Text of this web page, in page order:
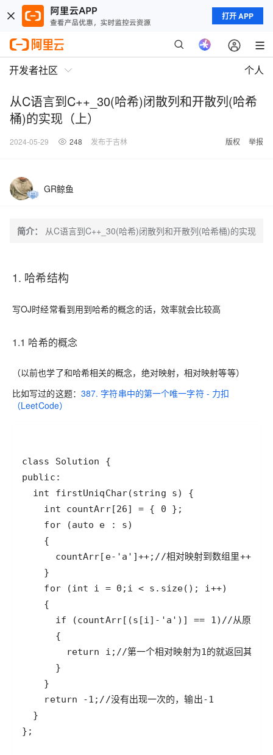
打开 APP
开发者社区 个人
从C语言到C++_30(哈希)闭散列和开散列(哈希
桶)的实现（上）
2024-05-29 248 发布于吉林 版权 举报
GR鲸鱼
简介： 从C语言到C++_30(哈希)闭散列和开散列(哈希桶)的实现
1. 哈希结构
写OJ时经常看到用到哈希的概念的话，效率就会比较高
1.1 哈希的概念
（以前也学了和哈希相关的概念，绝对映射，相对映射等等）
比如写过的这题： 387. 字符串中的第一个唯一字符 - 力扣
（LeetCode）
      countArr[e-'a']++;//相对映射到数组里++
};